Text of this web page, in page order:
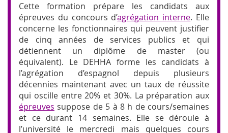
Cette formation prépare les candidats aux
épreuves du concours d’agrégation interne. Elle
concerne les fonctionnaires qui peuvent justifier
de cinq années de services publics et qui
détiennent un diplôme de master (ou
équivalent). Le DEHHA forme les candidats à
l’agrégation d’espagnol depuis plusieurs
décennies maintenant avec un taux de réussite
qui oscille entre 20% et 30%. La préparation aux
épreuves suppose de 5 à 8 h de cours/semaines
et ce durant 14 semaines. Elle se déroule à
l’université le mercredi mais quelques cours